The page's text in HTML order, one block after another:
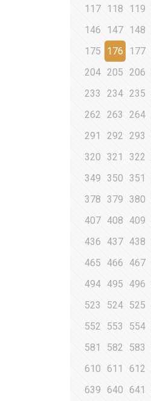
117 118 119
146
147 148
175
176 177
204 205 206
233
234 235
262
263 264
291
292 293
320
321 322
349
350 351
378
379 380
407 408 409
436
437 438
465
466 467
494 495 496
523
524 525
552
553 554
581
582 583
610
611 612
639
640 641